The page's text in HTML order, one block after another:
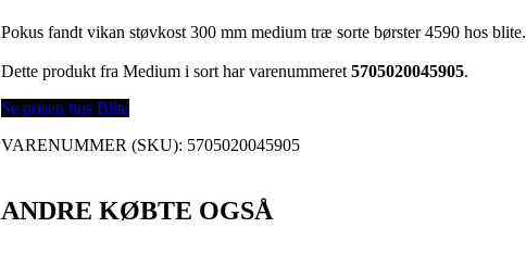
Pokus fandt vikan støvkost 300 mm medium træ sorte børster 4590 hos blite.
Dette produkt fra Medium i sort har varenummeret5705020045905.
Se prisen hos Blite
VARENUMMER (SKU): 5705020045905
ANDRE KØBTE OGSÅ